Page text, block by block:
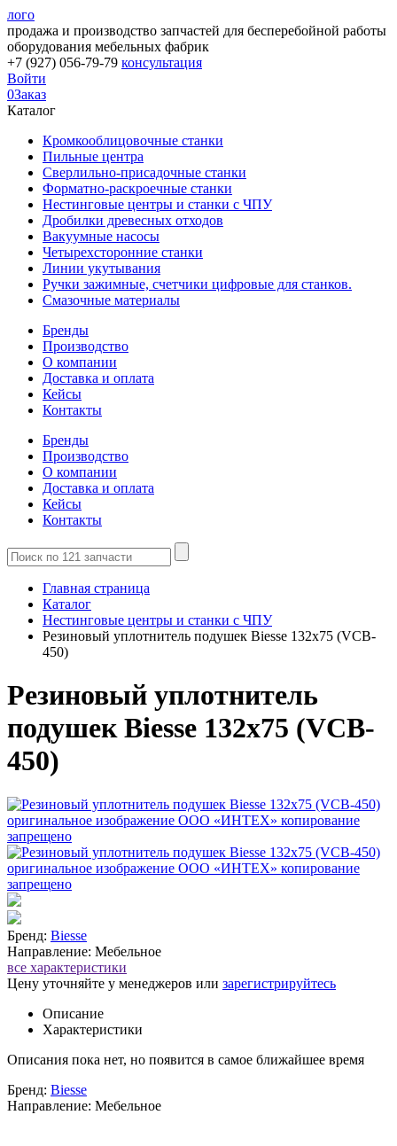
лого
продажа и производство запчастей для бесперебойной работы
оборудования мебельных фабрик
+7 (927) 056-79-79 консультация
Войти
0Заказ
Каталог
Кромкооблицовочные станки
Пильные центра
Сверлильно-присадочные станки
Форматно-раскроечные станки
Нестинговые центры и станки с ЧПУ
Дробилки древесных отходов
Вакуумные насосы
Четырехсторонние станки
Линии укутывания
Ручки зажимные, счетчики цифровые для станков.
Смазочные материалы
Бренды
Производство
О компании
Доставка и оплата
Кейсы
Контакты
Бренды
Производство
О компании
Доставка и оплата
Кейсы
Контакты
Главная страница
Каталог
Нестинговые центры и станки с ЧПУ
Резиновый уплотнитель подушек Biesse 132x75 (VCB-
450)
Резиновый уплотнитель
подушек Biesse 132x75 (VCB-
450)
Бренд: Biesse
Направление: Мебельное
все характеристики
Цену уточняйте у менеджеров или зарегистрируйтесь
Описание
Характеристики
Описания пока нет, но появится в самое ближайшее время
Бренд: Biesse
Направление: Мебельное